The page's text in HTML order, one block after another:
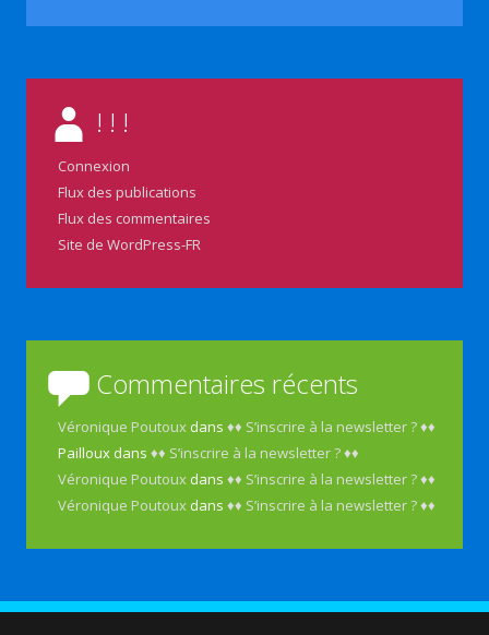
! ! !
Connexion
Flux des publications
Flux des commentaires
Site de WordPress-FR
Commentaires récents
Véronique Poutoux dans♦♦ S’inscrire à la newsletter ? ♦♦
Pailloux dans♦♦ S’inscrire à la newsletter ? ♦♦
Véronique Poutoux dans♦♦ S’inscrire à la newsletter ? ♦♦
Véronique Poutoux dans♦♦ S’inscrire à la newsletter ? ♦♦